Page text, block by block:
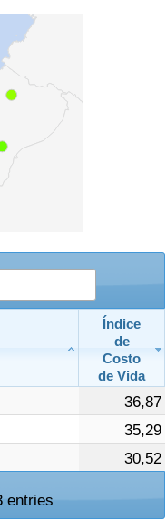
Índice
de
Costo
de Vida
36,87
35,29
30,52
entries